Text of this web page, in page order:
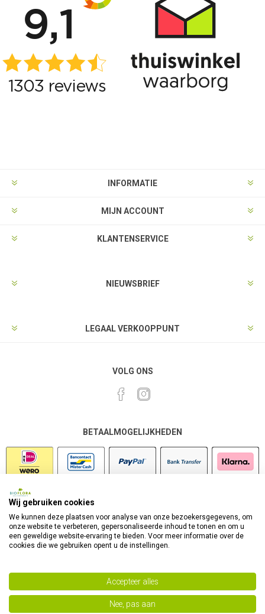
INFORMATIE
MIJN ACCOUNT
KLANTENSERVICE
NIEUWSBRIEF
LEGAAL VERKOOPPUNT
VOLG ONS
BETAALMOGELIJKHEDEN
Powered bynopCommerce
Wij gebruiken cookies
We kunnen deze plaatsen voor analyse van onze bezoekersgegevens, om
onze website te verbeteren, gepersonaliseerde inhoud te tonen en om u
een geweldige website-ervaring te bieden. Voor meer informatie over de
cookies die we gebruiken opent u de instellingen.
Accepteer alles
Nee, pas aan